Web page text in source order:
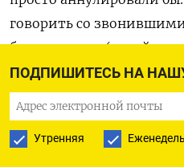
ПОДПИШИТЕСЬ НА
Утренняя
говорить со
бруклинским
шок на той стороне
понимали, в чем дело, и
Он благополучно